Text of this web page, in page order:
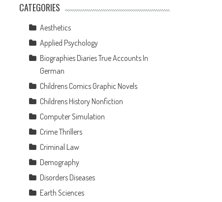
CATEGORIES
Aesthetics
Applied Psychology
Biographies Diaries True Accounts In
German
Childrens Comics Graphic Novels
Childrens History Nonfiction
Computer Simulation
Crime Thrillers
Criminal Law
Demography
Disorders Diseases
Earth Sciences